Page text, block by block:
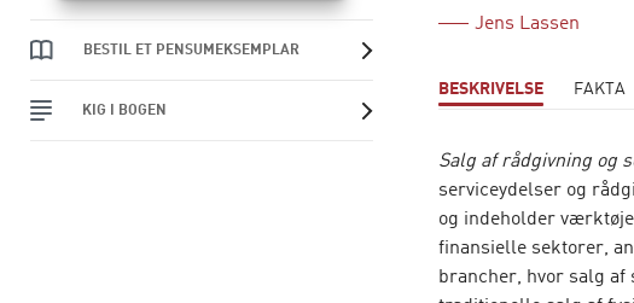
BESTIL ET PENSUMEKSEMPLAR
KIG I BOGEN
Jens Lassen
BESKRIVELSE FAKTA
Salg af rådgivning og
serviceydelser og
og indeholder
finansielle sektorer,
brancher, hvor salg